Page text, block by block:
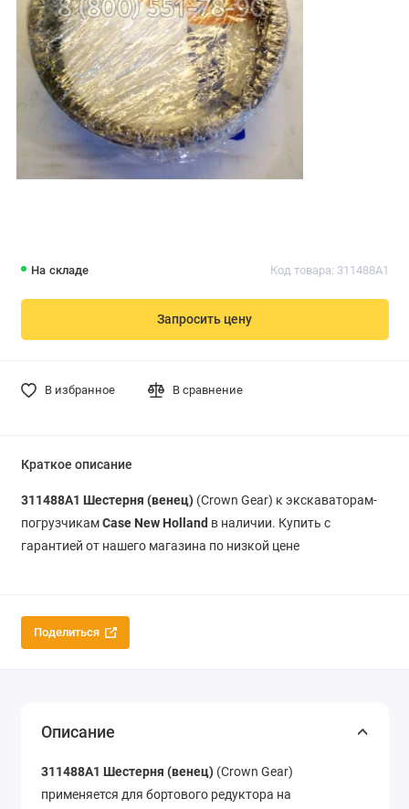
На складе Код товара: 311488A1
Запросить цену
В избранное В сравнение
Краткое описание
311488A1 Шестерня (венец)(Crown Gear) к экскаваторам-
погрузчикамCase New Holland в наличии. Купить с
гарантией от нашего магазина по низкой цене
Поделиться
Описание
311488A1 Шестерня (венец) (Crown Gear)
применяется для бортового редуктора на